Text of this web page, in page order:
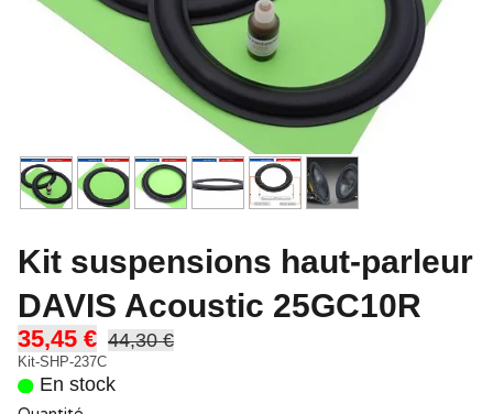
Kit suspensions haut-parleur
DAVIS Acoustic 25GC10R
35,45 € 44,30 €
Kit-SHP-237C
En stock